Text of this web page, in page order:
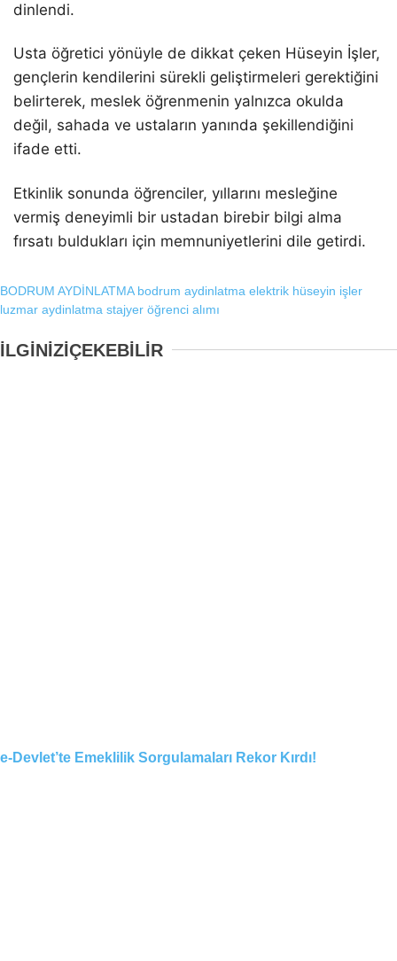
dinlendi.
Usta öğretici yönüyle de dikkat çeken Hüseyin İşler,
gençlerin kendilerini sürekli geliştirmeleri gerektiğini
belirterek, meslek öğrenmenin yalnızca okulda
değil, sahada ve ustaların yanında şekillendiğini
ifade etti.
Etkinlik sonunda öğrenciler, yıllarını mesleğine
vermiş deneyimli bir ustadan birebir bilgi alma
fırsatı buldukları için memnuniyetlerini dile getirdi.
BODRUM AYDİNLATMA bodrum aydinlatma elektrik hüseyin işler
luzmar aydinlatma stajyer öğrenci alımı
İLGİNİZİÇEKEBİLİR
e-Devlet’te Emeklilik Sorgulamaları Rekor Kırdı!